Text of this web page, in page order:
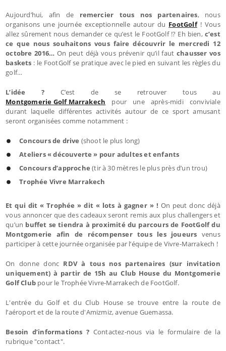
Aujourd’hui, afin de remercier tous nos partenaires, nous
organisons une journée exceptionnelle autour du FootGolf! Vous
allez sûrement nous demander ce qu’est le FootGolf !? Eh bien, c’est
ce que nous souhaitons vous faire découvrir le mercredi 12
octobre 2016… On peut déjà vous prévenir qu’il faut chausser vos
baskets : le FootGolf se pratique avec le pied en suivant les règles du
golf…
L’idée ? C’est de se retrouver tous au
Montgomerie Golf Marrakech pour une après-midi conviviale
durant laquelle différentes activités autour de ce sport amusant
seront organisées comme notamment :
Concours de drive (shoot le plus long)
Ateliers « découverte » pour adultes et enfants
Concours d’approche (tir à 30 mètres le plus près d’un trou)
Trophée Vivre Marrakech
Et qui dit « Trophée » dit « lots à gagner » ! On peut donc déjà
vous annoncer que des cadeaux seront remis aux plus challengers et
qu’un buffet se tiendra à proximité du parcours de FootGolf du
Montgomerie afin de récompenser tous les joueurs venus
participer à cette journée organisée par l’équipe de Vivre-Marrakech !
On donne donc RDV à tous nos partenaires (sur invitation
uniquement) à partir de 15h au Club House du Montgomerie
Golf Club pour le Trophée Vivre-Marrakech de FootGolf.
L'entrée du Golf et du Club House se trouve entre la route de
l’aéroport et de la route d'Amizmiz, avenue Guemassa.
Besoin d’informations ? Contactez-nous via le formulaire de la
rubrique "contact".